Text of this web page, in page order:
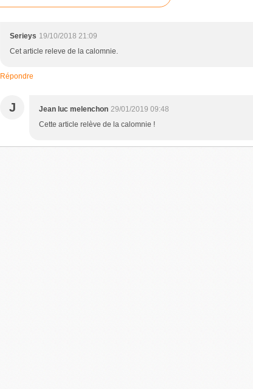
Serieys 19/10/2018 21:09
Cet article releve de la calomnie.
Répondre
J Jean luc melenchon 29/01/2019 09:48
Cette article relève de la calomnie !